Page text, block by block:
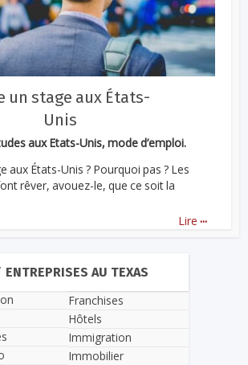
un stage aux États-
Unis
aux Etats-Unis, mode d’emploi.
aux États-Unis ? Pourquoi pas ? Les
rêver, avouez-le, que ce soit la
Lire ...
ENTREPRISES AU TEXAS
Franchises
Hôtels
Immigration
Immobilier